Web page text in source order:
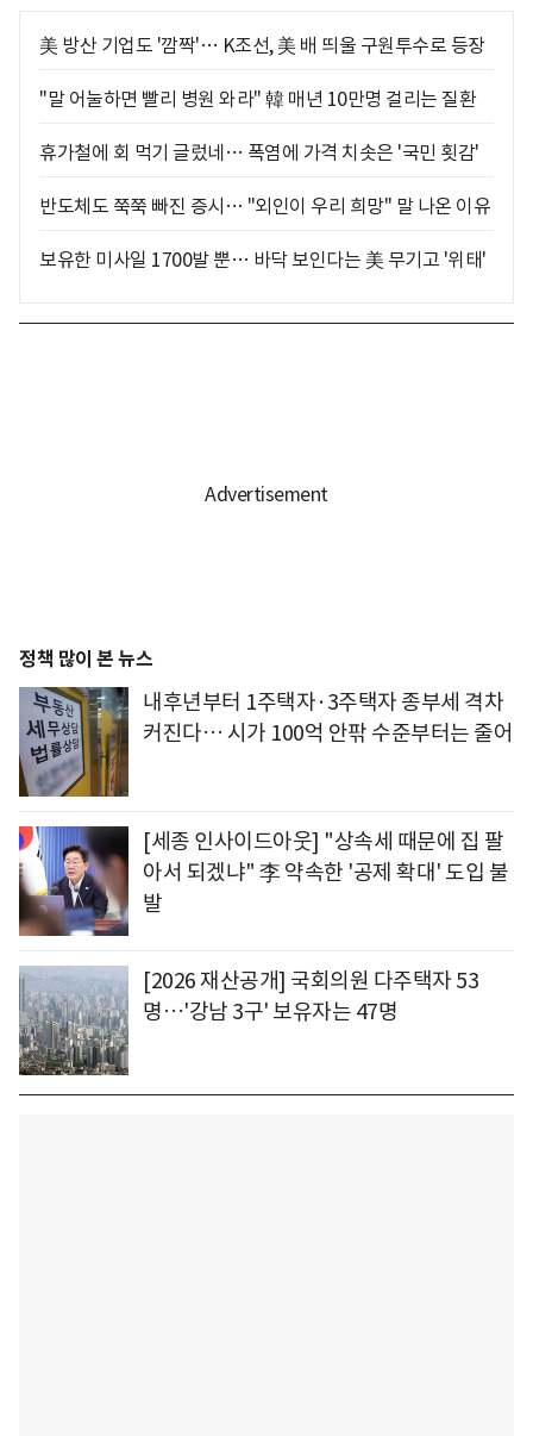
美 방산 기업도 '깜짝'… K조선, 美 배 띄울 구원투수로 등장
"말 어눌하면 빨리 병원 와라" 韓 매년 10만명 걸리는 질환
휴가철에 회 먹기 글렀네… 폭염에 가격 치솟은 '국민 횟감'
반도체도 쭉쭉 빠진 증시… "외인이 우리 희망" 말 나온 이유
보유한 미사일 1700발 뿐… 바닥 보인다는 美 무기고 '위태'
정책 많이 본 뉴스
내후년부터 1주택자·3주택자 종부세 격차
커진다… 시가 100억 안팎 수준부터는 줄어
[세종 인사이드아웃] "상속세 때문에 집 팔
아서 되겠냐" 李 약속한 '공제 확대' 도입 불
발
[2026 재산공개] 국회의원 다주택자 53
명…'강남 3구' 보유자는 47명